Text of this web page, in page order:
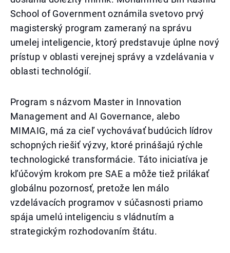
School of Government oznámila svetovo prvý
magisterský program zameraný na správu
umelej inteligencie, ktorý predstavuje úplne nový
prístup v oblasti verejnej správy a vzdelávania v
oblasti technológií.
Program s názvom Master in Innovation
Management and AI Governance, alebo
MIMAIG, má za cieľ vychovávať budúcich lídrov
schopných riešiť výzvy, ktoré prinášajú rýchle
technologické transformácie. Táto iniciatíva je
kľúčovým krokom pre SAE a môže tiež prilákať
globálnu pozornosť, pretože len málo
vzdelávacích programov v súčasnosti priamo
spája umelú inteligenciu s vládnutím a
strategickým rozhodovaním štátu.